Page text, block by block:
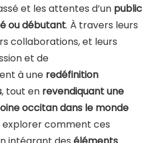
et les attentes d’un public
ou débutant. À travers leurs
collaborations, et leurs
et de
à une redéfinition
, tout en revendiquant une
occitan dans le monde
explorer comment ces